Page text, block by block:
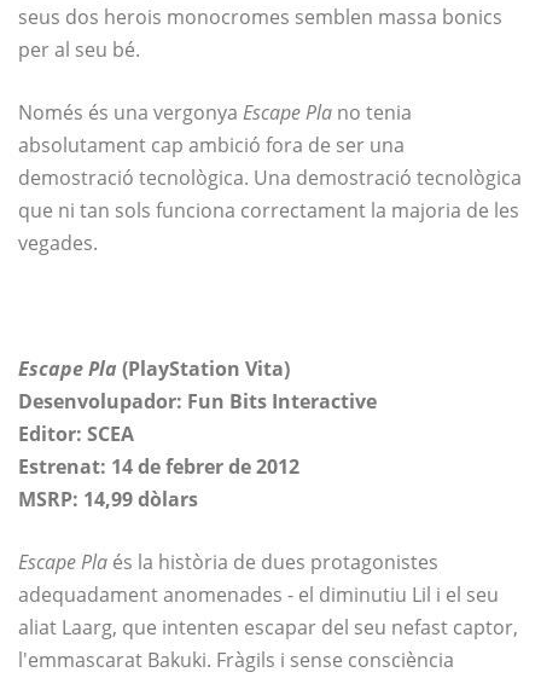
seus dos herois monocromes semblen massa bonics
per al seu bé.
Només és una vergonya Escape Pla no tenia
absolutament cap ambició fora de ser una
demostració tecnològica. Una demostració tecnològica
que ni tan sols funciona correctament la majoria de les
vegades.
Escape Pla (PlayStation Vita)
Desenvolupador: Fun Bits Interactive
Editor: SCEA
Estrenat: 14 de febrer de 2012
MSRP: 14,99 dòlars
Escape Pla és la història de dues protagonistes
adequadament anomenades - el diminutiu Lil i el seu
aliat Laarg, que intenten escapar del seu nefast captor,
l'emmascarat Bakuki. Fràgils i sense consciència